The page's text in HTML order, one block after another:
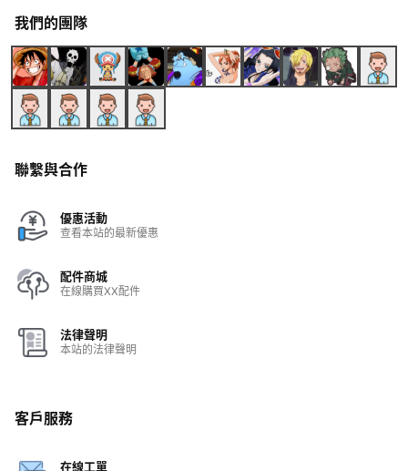
我們的團隊
聯繫與合作
優惠活動
查看本站的最新優惠
配件商城
在線購買XX配件
法律聲明
本站的法律聲明
客戶服務
在線工單